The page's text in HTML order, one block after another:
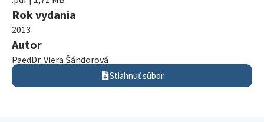
Rok vydania
2013
Autor
PaedDr. Viera Šándorová
Stiahnuť súbor